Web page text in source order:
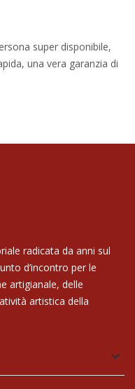
super disponibile,
una vera garanzia di
radicata da anni sul
d’incontro per le
artigianale, delle
artistica della
keyboard_arrow_down